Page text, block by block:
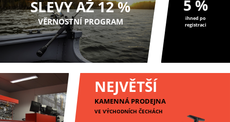
SLEVY AŽ 12 %
VĚRNOSTNÍ PROGRAM
5 %
ihned po
registraci
NEJVĚTŠÍ
KAMENNÁ PRODEJNA
VE VÝCHODNÍCH ČECHÁCH